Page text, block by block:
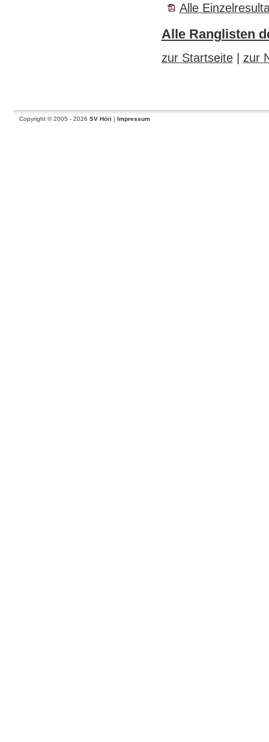
Alle
Alle Ranglisten
zur Startseite| zur
Copyright © 2005 - 2026 SV Höri Impressum